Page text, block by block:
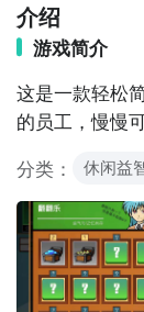
介绍
游戏简介
这是一款轻松
的员工，慢慢
分类：
休闲益